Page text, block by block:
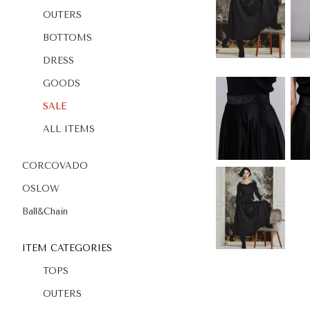
OUTERS
BOTTOMS
DRESS
GOODS
SALE
ALL ITEMS
CORCOVADO
OSLOW
Ball&Chain
ITEM CATEGORIES
TOPS
OUTERS